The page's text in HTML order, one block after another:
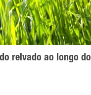
relvado ao longo do